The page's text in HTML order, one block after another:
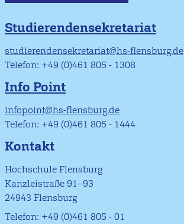
Studierendensekretariat
studierendensekretariat@hs-flensburg.de
Telefon: +49 (0)461 805 - 1308
Info Point
infopoint@hs-flensburg.de
Telefon: +49 (0)461 805 - 1444
Kontakt
Hochschule Flensburg
Kanzleistraße 91–93
24943 Flensburg
Telefon: +49 (0)461 805 - 01